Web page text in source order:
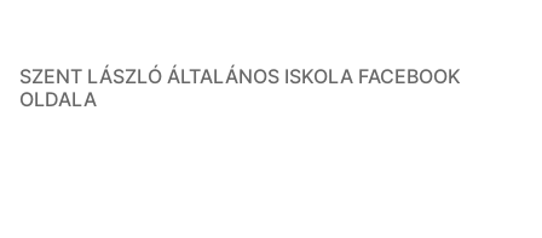
SZENT LÁSZLÓ ÁLTALÁNOS ISKOLA FACEBOOK
OLDALA